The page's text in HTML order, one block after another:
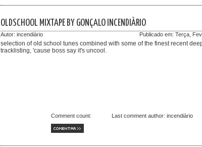
OLDSCHOOL MIXTAPE BY GONÇALO INCENDIÀRIO
Autor: incendiàrio Publicado em: Terça,
selection of old school tunes combined with some of the finest recent
tracklisting, 'cause boss say it's uncool.
Comment count: Last comment author: incendiàrio
COMENTAR >>